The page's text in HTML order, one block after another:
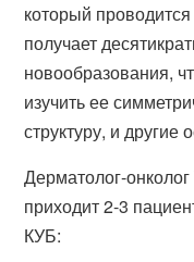
который
получает
новообразования,
изучить ее
структуру, и другие
Дерматолог-
приходит 2-3
КУБ: